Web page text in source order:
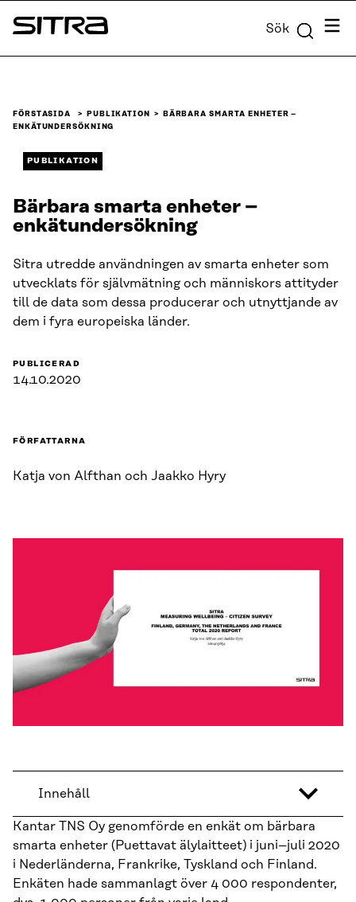
Skip to
content
Sitra Sök Meny
FÖRSTASIDA PUBLIKATION
BÄRBARA SMARTA ENHETER –
ENKÄTUNDERSÖKNING
PUBLIKATION
Bärbara smarta enheter –
enkätundersökning
Sitra utredde användningen av smarta enheter som
utvecklats för självmätning och människors attityder
till de data som dessa producerar och utnyttjande av
dem i fyra europeiska länder.
PUBLICERAD
14.10.2020
FÖRFATTARNA
Katja von Alfthan och Jaakko Hyry
Innehåll
Kantar TNS Oy genomförde en enkät om bärbara
smarta enheter (Puettavat älylaitteet) i juni–juli 2020
i Nederländerna, Frankrike, Tyskland och Finland.
Enkäten hade sammanlagt över 4 000 respondenter,